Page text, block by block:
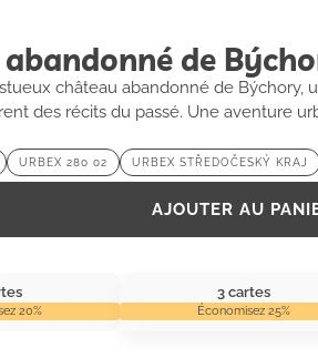
de
château abandonné de Býchory,
des récits du passé. Une aventure
URBEX 280 02 URBEX STŘEDOČESKÝ KRAJ
AJOUTER AU
20%
3 cartes
Économisez 25%